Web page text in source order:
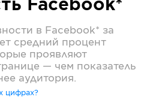
Facebook*
в Facebook* за
средний процент
проявляют
— чем показатель
аудитория.
цифрах?